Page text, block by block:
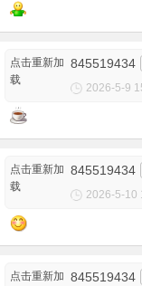
点击重新加
载
845519434
2026-5-9
点击重新加
载
845519434
2026-5-10
点击重新加 845519434